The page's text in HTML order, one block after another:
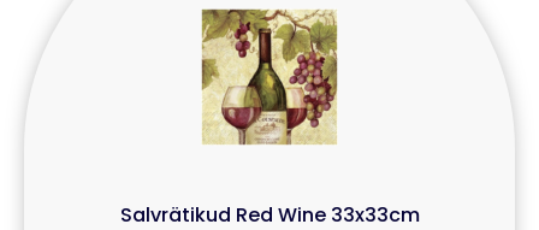
Salvrätikud Red Wine 33x33cm